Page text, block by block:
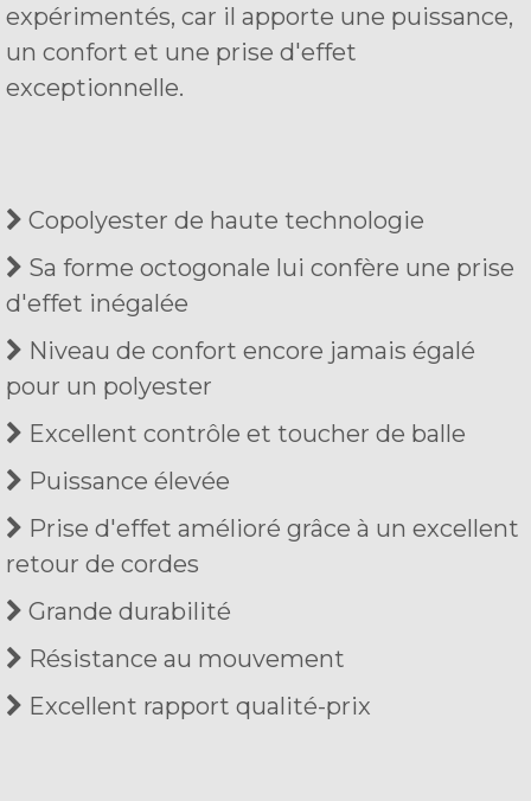
expérimentés, car il apporte une puissance,
un confort et une prise d'effet
exceptionnelle.
Copolyester de haute technologie
Sa forme octogonale lui confère une prise
d'effet inégalée
Niveau de confort encore jamais égalé
pour un polyester
Excellent contrôle et toucher de balle
Puissance élevée
Prise d'effet amélioré grâce à un excellent
retour de cordes
Grande durabilité
Résistance au mouvement
Excellent rapport qualité-prix